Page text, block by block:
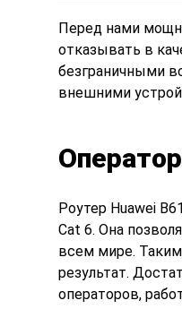
Перед нами
отказывать в
безграничными
внешними
Роутер Huawei
Cat 6. Она
всем мире.
результат.
операторов,